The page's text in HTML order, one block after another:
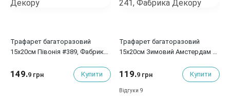
Трафарет багаторазовий
15x20см Півонія #389, Фабрика
149.9 грн Купити
Трафарет багаторазовий
15x20см Зимовий Амстердам #
119.9 грн Купити
Відгуки 9